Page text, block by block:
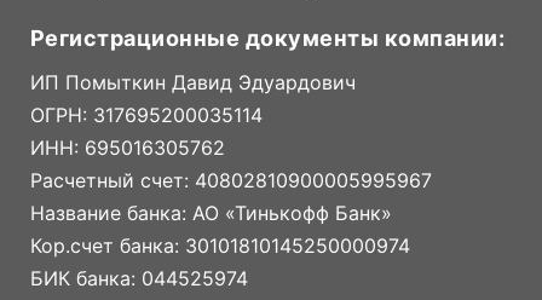
Регистрационные документы компании:
ИП Помыткин Давид Эдуардович
ОГРН: 317695200035114
ИНН: 695016305762
Расчетный счет: 40802810900005995967
Название банка: АО «Тинькофф Банк»
Кор.счет банка: 30101810145250000974
БИК банка: 044525974